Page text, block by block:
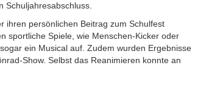
Schuljahresabschluss.
ihren persönlichen Beitrag zum Schulfest
sportliche Spiele, wie Menschen-Kicker oder
ein Musical auf. Zudem wurden Ergebnisse
Show. Selbst das Reanimieren konnte an